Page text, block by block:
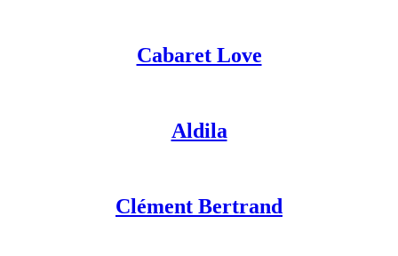
Cabaret Love
Aldila
Clément Bertrand